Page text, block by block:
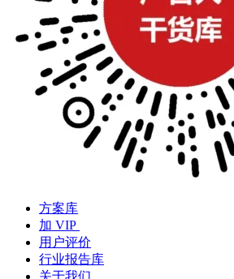
方案库
加 VIP
用户评价
行业报告库
关于我们